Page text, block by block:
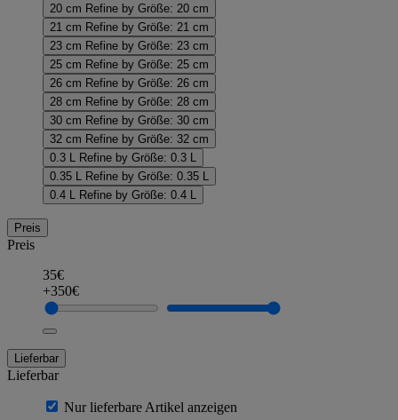
20 cm Refine by Größe: 20 cm
21 cm Refine by Größe: 21 cm
23 cm Refine by Größe: 23 cm
25 cm Refine by Größe: 25 cm
26 cm Refine by Größe: 26 cm
28 cm Refine by Größe: 28 cm
30 cm Refine by Größe: 30 cm
32 cm Refine by Größe: 32 cm
0.3 L
Refine by Größe: 0.3 L
0.35 L
Refine by Größe: 0.35 L
0.4 L
Refine by Größe: 0.4 L
Preis
Preis
35€
+350€
Lieferbar
Lieferbar
Nur lieferbare Artikel anzeigen